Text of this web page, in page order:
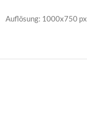
Auflösung: 1000x750 px